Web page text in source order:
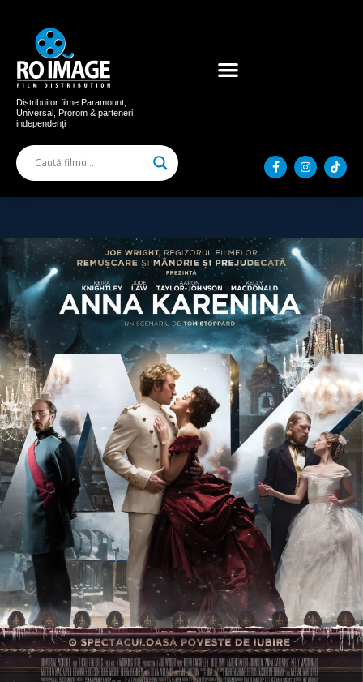
Distribuitor filme Paramount,
Universal, Prorom & parteneri
independenți